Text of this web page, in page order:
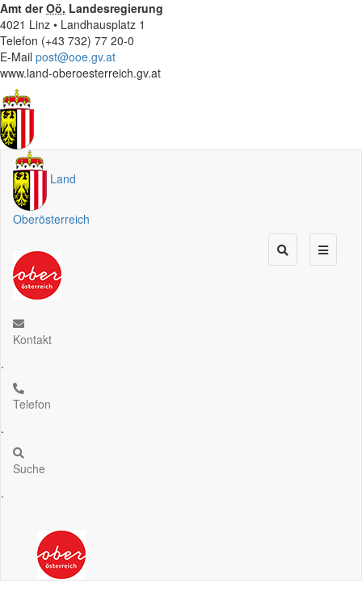
Amt derOö. Landesregierung
4021 Linz • Landhausplatz 1
Telefon (+43 732) 77 20-0
E-Mail post@ooe.gv.at
www.land-oberoesterreich.gv.at
Land
Oberösterreich
Kontakt
.
Telefon
.
Suche
.